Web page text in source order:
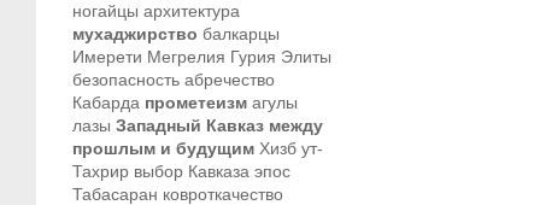
ногайцы архитектура
мухаджирство балкарцы
Имерети Мегрелия Гурия Элиты
безопасность абречество
Кабарда прометеизм агулы
лазы Западный Кавказ между
прошлым и будущим Хизб ут-
Тахрир выбор Кавказа эпос
Табасаран ковроткачество